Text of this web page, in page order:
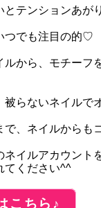
とテンションあが
つでも注目の的♡
ルから、モチーフ
らないネイルで
で、ネイルから
イルアカウント
てください^^
こちら♪